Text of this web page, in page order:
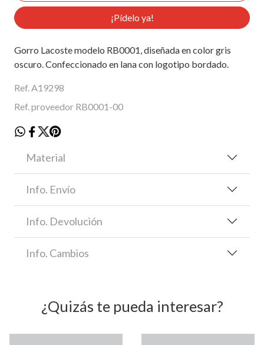
¡Pídelo ya!
Gorro Lacoste modelo RB0001, diseñada en color gris
oscuro. Confeccionado en lana con logotipo bordado.
Ref. A19298
Ref. proveedor RB0001-00
Material
Info. Envío
Info. Devolución
Info. Cambios
¿Quizás te pueda interesar?